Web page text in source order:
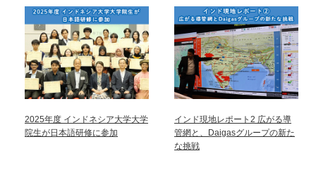
2025年度 インドネシア大学大学
院生が日本語研修に参加
インド現地レポート2 広がる導
管網と、Daigasグループの新た
な挑戦